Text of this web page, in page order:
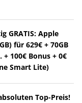
GRATIS: Apple
für 629€ + 70GB
100€ Bonus + 0€
Smart Lite)
Top-Preis!